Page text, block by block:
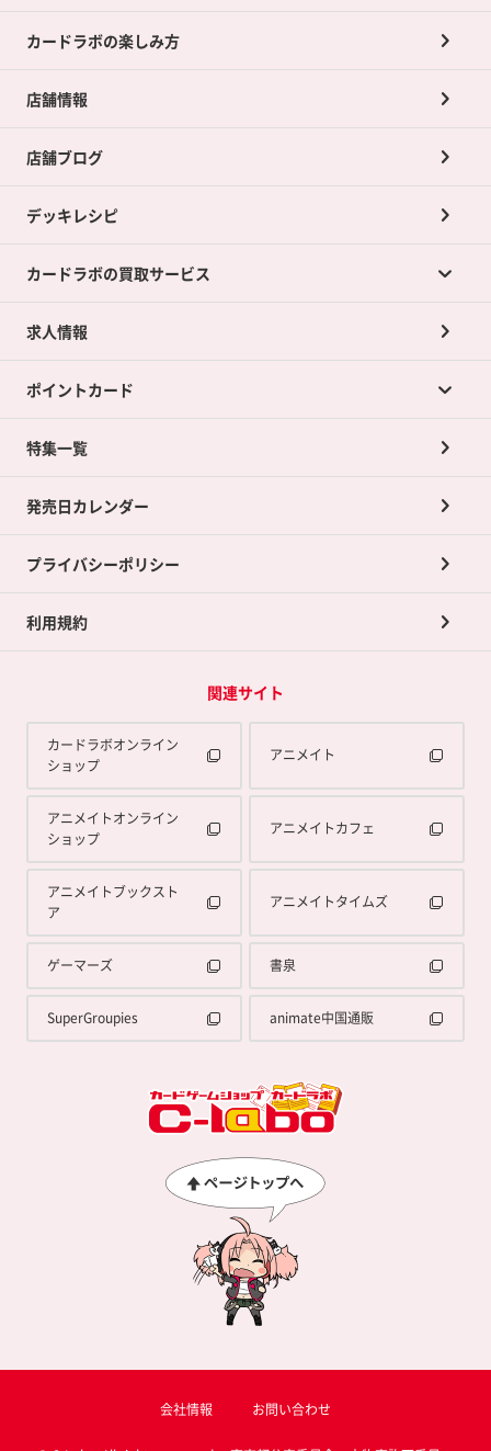
カードラボの楽しみ方
店舗情報
店舗ブログ
デッキレシピ
カードラボの買取サービス
カードラボの買取サービスTOP
店舗買取について
ネット買取について
買取承諾書について
求人情報
ポイントカード
ポイントカードTOP
ポイント交換景品
特集一覧
発売日カレンダー
プライバシーポリシー
利用規約
関連サイト
カードラボオンライン
ショップ
アニメイト
アニメイトオンライン
ショップ
アニメイトカフェ
アニメイトブックスト
ア
アニメイトタイムズ
ゲーマーズ 書泉
SuperGroupies animate中国通販
会社情報 お問い合わせ